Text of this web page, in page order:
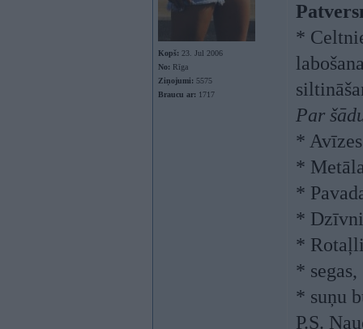
Kopš: 23. Jul 2006
No: Rīga
Ziņojumi: 5575
Braucu ar: 1717
*
Par
* Avīzes
*
*
*
*
*
* suņu
P.S.